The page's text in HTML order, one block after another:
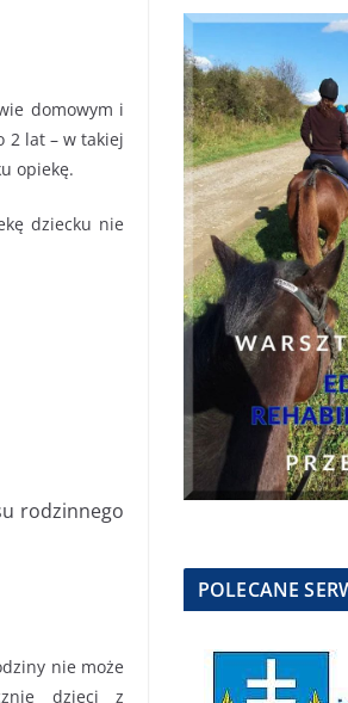
domowym i
2 lat – w takiej
opiekę.
dziecku nie
rodzinnego
nie może
dzieci z
POLECANE